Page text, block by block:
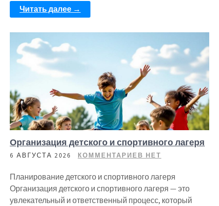
Читать далее →
Организация детского и спортивного лагеря
6 АВГУСТА 2026 КОММЕНТАРИЕВ НЕТ
Планирование детского и спортивного лагеря
Организация детского и спортивного лагеря — это
увлекательный и ответственный процесс, который